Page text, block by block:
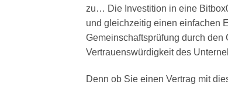
zu… Die Investition in eine
und gleichzeitig einen einfachen
Gemeinschaftsprüfung durch den
Vertrauenswürdigkeit des
Denn ob Sie einen Vertrag mit